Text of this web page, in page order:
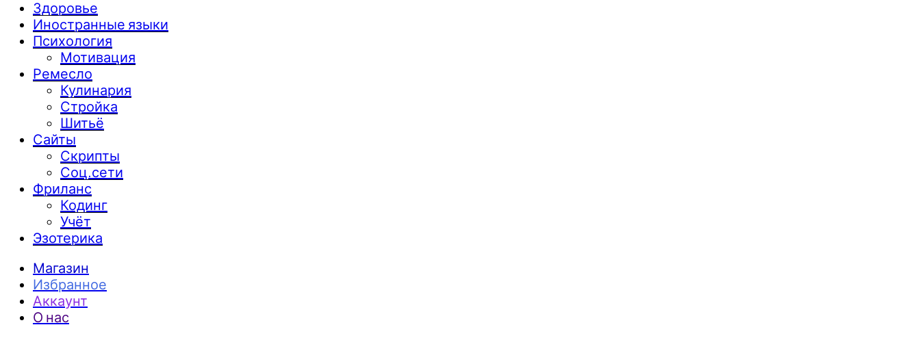
Здоровье
Иностранные языки
Психология
Мотивация
Ремесло
Кулинария
Стройка
Шитьё
Сайты
Скрипты
Соц.сети
Фриланс
Кодинг
Учёт
Эзотерика
Магазин
Избранное
Аккаунт
О нас